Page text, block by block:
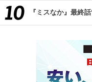
『ミスなか』最終